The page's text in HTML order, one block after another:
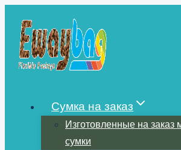
содержимому
Сумка на заказ
Изготовленные на
сумки